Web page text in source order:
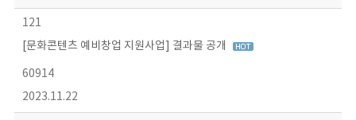
121
[문화콘텐츠 예비창업 지원사업] 결과물 공개
60914
2023.11.22